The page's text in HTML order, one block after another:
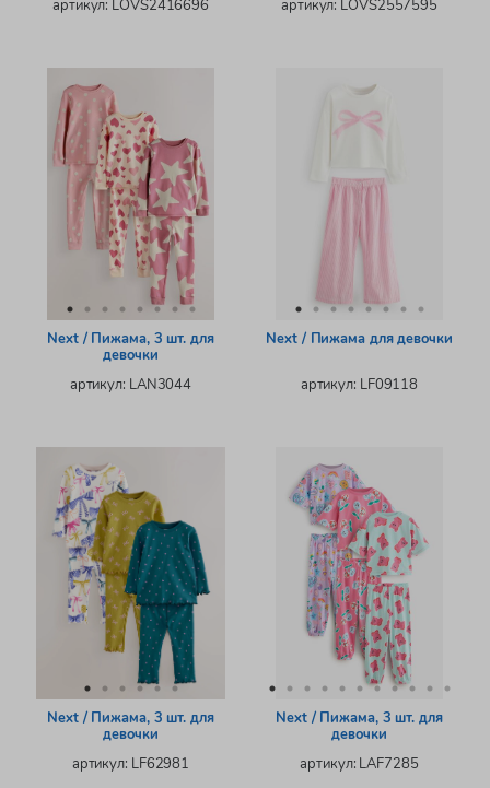
артикул: LOVS2416696 артикул: LOVS2557595
Next / Пижама, 3 шт. для
девочки
артикул: LAN3044
Next / Пижама для девочки
артикул: LF09118
Next / Пижама, 3 шт. для
девочки
артикул: LF62981
Next / Пижама, 3 шт. для
девочки
артикул: LAF7285